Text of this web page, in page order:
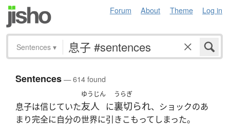
Forum About Theme Log in
Sentences ▾
Sentences— 614 found
息子は信じていた
ゆうじん
友人 に
うらぎ
裏切られ、ショックのあ
まり完全に自分の世界に引きこもってしまった。